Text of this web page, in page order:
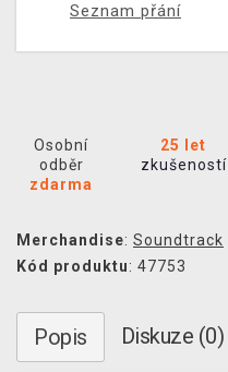
Seznam přání
Osobní
odběr
zdarma
25 let
zkušeností
Merchandise: Soundtrack
Kód produktu: 47753
Popis Diskuze (0)